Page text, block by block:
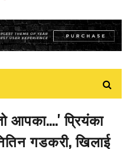
आपका....' प्रियंका
गडकरी, खिलाई